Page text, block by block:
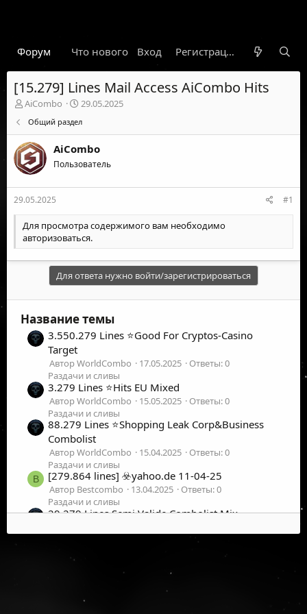
Форум Что нового Гарант Новости
Вход Регистрация
[15.279] Lines Mail Access AiCombo Hits
А
о
р
т
е
м
ы
AiCombo
Д
т
н
а
а
29.05.2025
Общий раздел
AiCombo
Пользователь
29.05.2025 #1
Для просмотра содержимого вам необходимо
авторизоваться.
Для ответа нужно войти/зарегистрироваться
Название темы
3.550.279 Lines ⭐️Good For Cryptos-Casino
Target
Автор WorldCombo 17.05.2025
Ответы: 0
Раздачи и сливы
3.279 Lines ⭐️Hits EU Mixed
Автор WorldCombo 15.05.2025
Ответы: 0
Раздачи и сливы
88.279 Lines ⭐️Shopping Leak Corp&Business
Combolist
Автор WorldCombo 15.04.2025
Ответы: 0
Раздачи и сливы
B [279.864 lines] ☣️yahoo.de 11-04-25
Автор Bestcombo 13.04.2025
Ответы: 0
Раздачи и сливы
29.279 Lines Semi Valide Combolist Mix
mail.com] ☣️Fresh Checked List
03.03.2025
✦ Search & extraction from private/public